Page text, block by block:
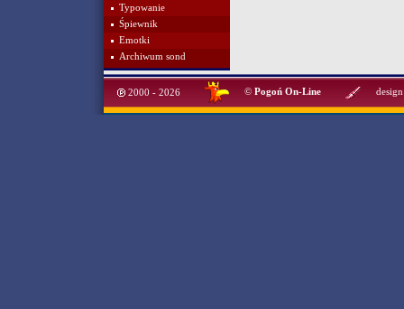
Typowanie
Śpiewnik
Emotki
Archiwum sond
2000 - 2026 © Pogoń On-Line